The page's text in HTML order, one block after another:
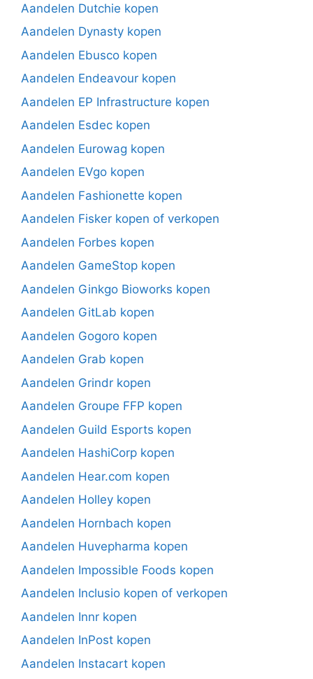
Aandelen Dutchie kopen
Aandelen Dynasty kopen
Aandelen Ebusco kopen
Aandelen Endeavour kopen
Aandelen EP Infrastructure kopen
Aandelen Esdec kopen
Aandelen Eurowag kopen
Aandelen EVgo kopen
Aandelen Fashionette kopen
Aandelen Fisker kopen of verkopen
Aandelen Forbes kopen
Aandelen GameStop kopen
Aandelen Ginkgo Bioworks kopen
Aandelen GitLab kopen
Aandelen Gogoro kopen
Aandelen Grab kopen
Aandelen Grindr kopen
Aandelen Groupe FFP kopen
Aandelen Guild Esports kopen
Aandelen HashiCorp kopen
Aandelen Hear.com kopen
Aandelen Holley kopen
Aandelen Hornbach kopen
Aandelen Huvepharma kopen
Aandelen Impossible Foods kopen
Aandelen Inclusio kopen of verkopen
Aandelen Innr kopen
Aandelen InPost kopen
Aandelen Instacart kopen